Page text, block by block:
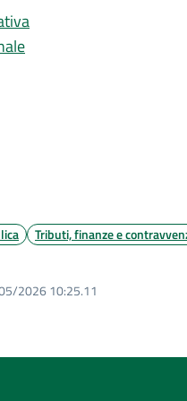
Tributi, finanze e
2026 10:25.11